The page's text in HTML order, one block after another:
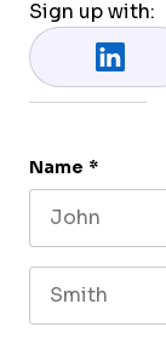
Sign up with:
Name *